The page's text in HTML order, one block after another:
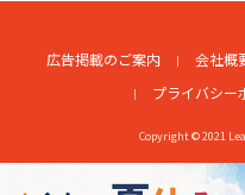
広告掲載のご案内 会社概
プライバシー
Copyright © 2021